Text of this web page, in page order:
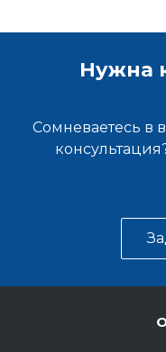
Нужна
Сомневаетесь в